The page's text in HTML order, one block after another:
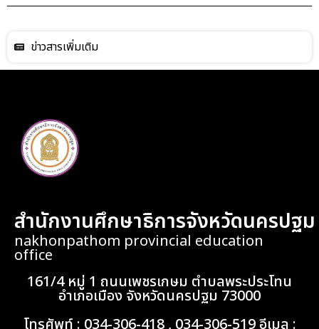
ข่าวสารเพิ่มเติม
สำนักงานศึกษาธิการจังหวัดนครปฐม
nakhonpathom provincial education
office
161/4 หมู่ 1 ถนนเพชรเกษม ตำบลพระประโทน
อำเภอเมือง จังหวัดนครปฐม 73000
โทรศัพท์ : 034-306-418 , 034-306-519 อีเมล :